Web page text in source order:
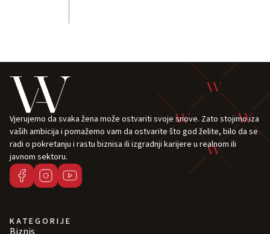
Vjerujemo da svaka žena može ostvariti svoje snove. Zato stojimo iza
vaših ambicija i pomažemo vam da ostvarite što god želite, bilo da se
radi o pokretanju i rastu biznisa ili izgradnji karijere u realnom ili
javnom sektoru.
KATEGORIJE